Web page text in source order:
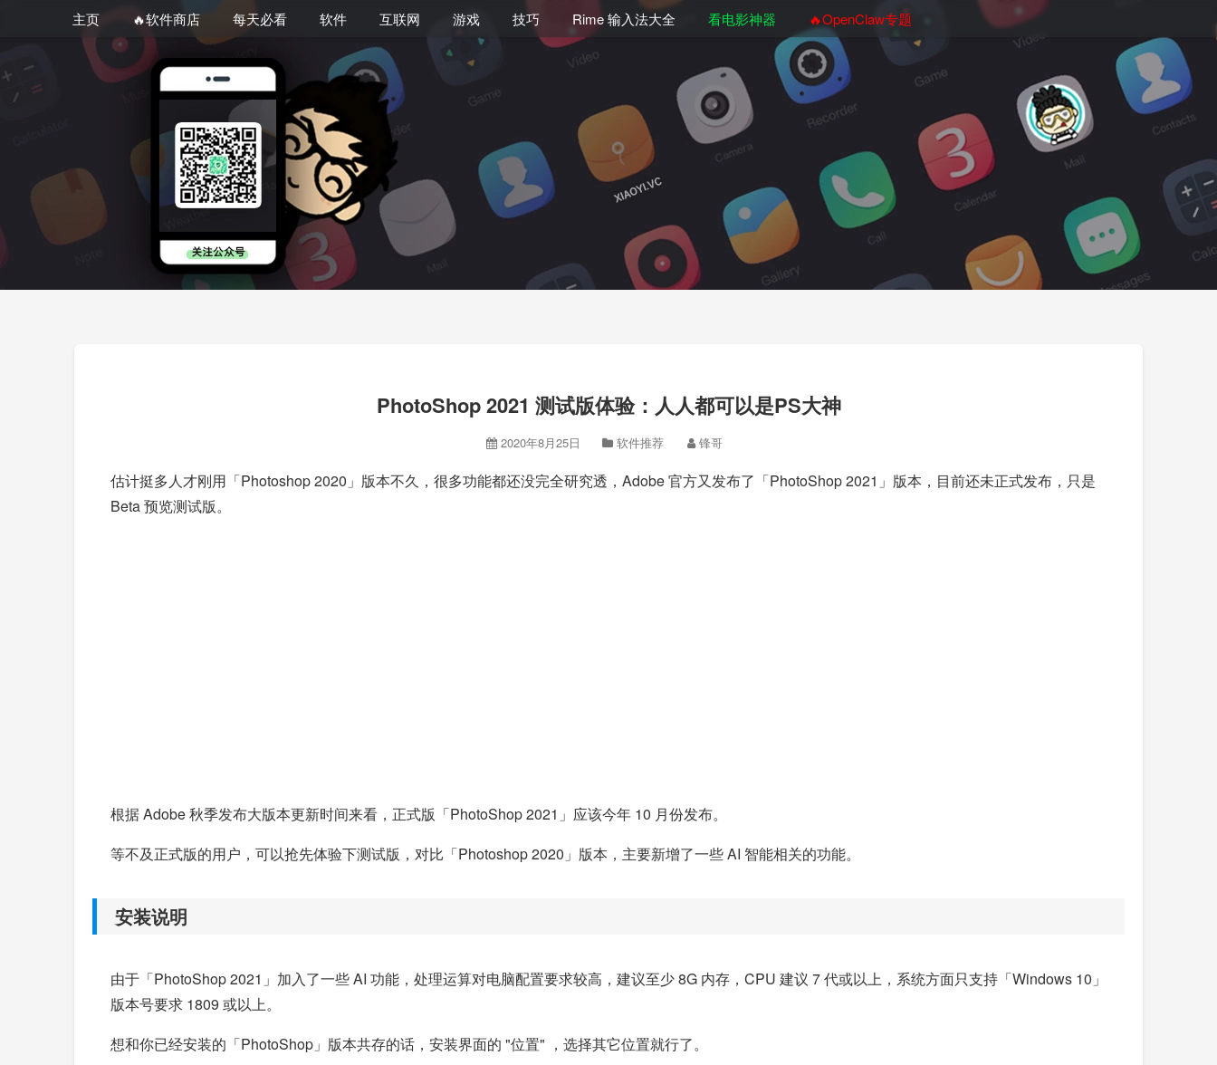
主页 🔥软件商店 每天必看 软件 互联网 游戏 技巧 Rime 输入法大全 看电影神器 🔥OpenClaw专题
PhotoShop 2021 测试版体验：人人都可以是PS大神
2020年8月25日 软件推荐 锋哥
估计挺多人才刚用「Photoshop 2020」版本不久，很多功能都还没完全研究透，Adobe 官方又发布了「PhotoShop 2021」版本，目前还未正式发布，只是
Beta 预览测试版。
根据 Adobe 秋季发布大版本更新时间来看，正式版「PhotoShop 2021」应该今年 10 月份发布。
等不及正式版的用户，可以抢先体验下测试版，对比「Photoshop 2020」版本，主要新增了一些 AI 智能相关的功能。
安装说明
由于「PhotoShop 2021」加入了一些 AI 功能，处理运算对电脑配置要求较高，建议至少 8G 内存，CPU 建议 7 代或以上，系统方面只支持「Windows 10」
版本号要求 1809 或以上。
想和你已经安装的「PhotoShop」版本共存的话，安装界面的 "位置" ，选择其它位置就行了。